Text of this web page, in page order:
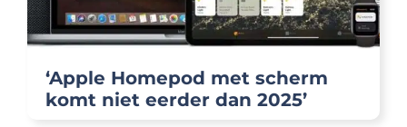
‘Apple Homepod met scherm
komt niet eerder dan 2025’